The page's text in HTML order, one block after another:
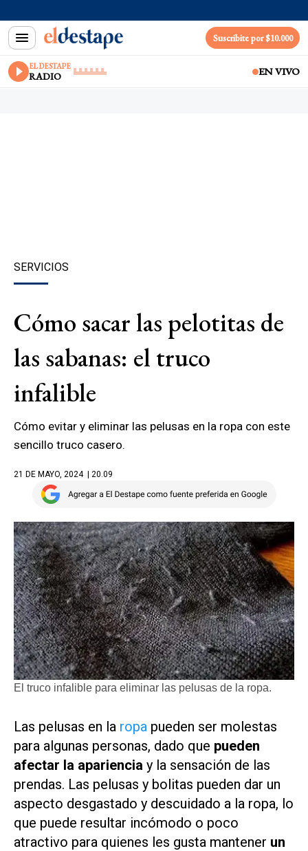
Suscribite por $10.000
EL DESTAPE
RADIO EN VIVO
SERVICIOS
Cómo sacar las pelotitas de
las sabanas: el truco
infalible
Cómo evitar y eliminar las pelusas en la ropa con este
sencillo truco casero.
21 DE MAYO, 2024 | 20.09
El truco infalible para eliminar las pelusas de la ropa.
Las pelusas en la ropa pueden ser molestas
para algunas personas, dado que pueden
afectar la apariencia y la sensación de las
prendas. Las pelusas y bolitas pueden dar un
aspecto desgastado y descuidado a la ropa, lo
que puede resultar incómodo o poco
atractivo para quienes les gusta mantener un